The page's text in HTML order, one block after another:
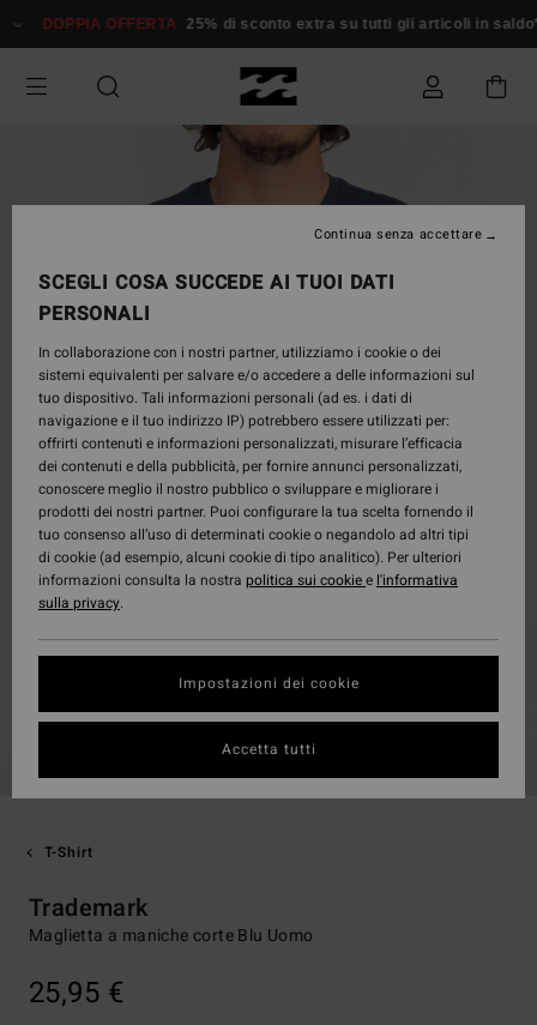
alle
prodotto
DOPPIA OFFERTA 25% di sconto extra su tutti gli articoli in saldo*
T-Shirt
Trademark
Maglietta a maniche corte Blu Uomo
25,95 €
SCEGLI COSA SUCCEDE AI TUOI DATI
PERSONALI
In collaborazione con i nostri partner, utilizziamo i cookie o dei
sistemi equivalenti per salvare e/o accedere a delle informazioni sul
tuo dispositivo. Tali informazioni personali (ad es. i dati di
navigazione e il tuo indirizzo IP) potrebbero essere utilizzati per:
offrirti contenuti e informazioni personalizzati, misurare l’efficacia
dei contenuti e della pubblicità, per fornire annunci personalizzati,
conoscere meglio il nostro pubblico o sviluppare e migliorare i
prodotti dei nostri partner. Puoi configurare la tua scelta fornendo il
tuo consenso all’uso di determinati cookie o negandolo ad altri tipi
di cookie (ad esempio, alcuni cookie di tipo analitico). Per ulteriori
informazioni consulta la nostra politica sui cookiee l'informativa
sulla privacy.
Impostazioni dei cookie
Continua senza accettare
Accetta tutti